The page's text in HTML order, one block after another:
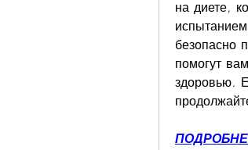
на диете,
безопасно
помогут
здоровью.